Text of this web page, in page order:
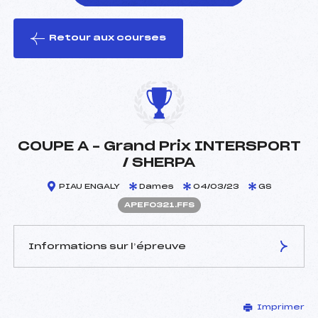
le ski
Retour aux courses
COUPE A – Grand Prix INTERSPORT
/ SHERPA
PIAU ENGALY Dames 04/03/23 GS
APEF0321.FFS
Informations sur l’épreuve
CHAMAYOU JEAN
Imprimer